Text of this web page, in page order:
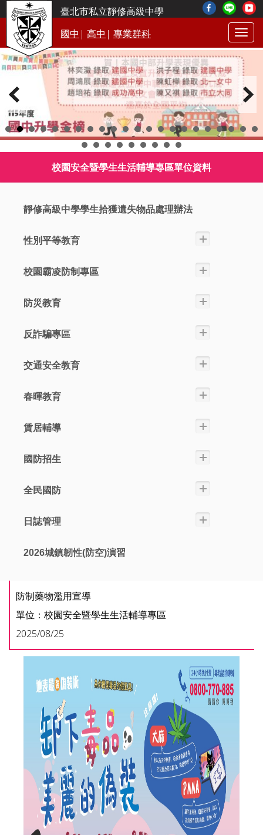
臺北市私立靜修高級中學
國中 | 高中 | 專業群科
校園安全暨學生生活輔導專區單位資料
靜修高級中學學生拾獲遺失物品處理辦法
性別平等教育
校園霸凌防制專區
防災教育
反詐騙專區
交通安全教育
春暉教育
賃居輔導
國防招生
全民國防
日誌管理
2026城鎮韌性(防空)演習
防制藥物濫用宣導
單位：校園安全暨學生生活輔導專區
2025/08/25